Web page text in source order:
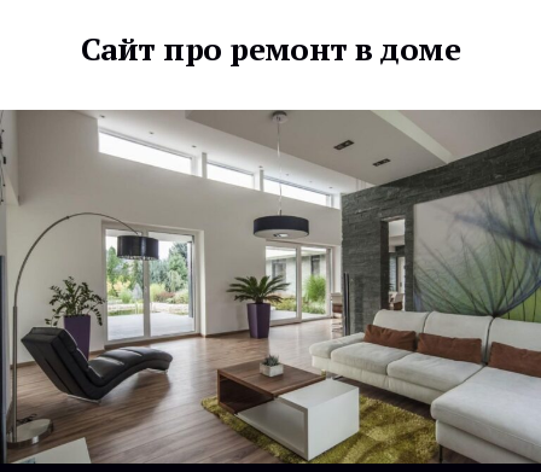
Сайт про ремонт в доме